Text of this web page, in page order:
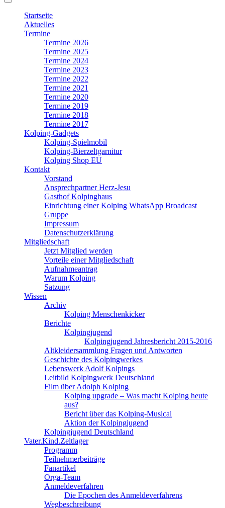
Suchfeld
ein-/ausblenden
Startseite
Aktuelles
Termine
Termine 2026
Termine 2025
Termine 2024
Termine 2023
Termine 2022
Termine 2021
Termine 2020
Termine 2019
Termine 2018
Termine 2017
Kolping-Gadgets
Kolping-Spielmobil
Kolping-Bierzeltgarnitur
Kolping Shop EU
Kontakt
Vorstand
Ansprechpartner Herz-Jesu
Gasthof Kolpinghaus
Einrichtung einer Kolping WhatsApp Broadcast
Gruppe
Impressum
Datenschutzerklärung
Mitgliedschaft
Jetzt Mitglied werden
Vorteile einer Mitgliedschaft
Aufnahmeantrag
Warum Kolping
Satzung
Wissen
Archiv
Kolping Menschenkicker
Berichte
Kolpingjugend
Kolpingjugend Jahresbericht 2015-2016
Altkleidersammlung Fragen und Antworten
Geschichte des Kolpingwerkes
Lebenswerk Adolf Kolpings
Leitbild Kolpingwerk Deutschland
Film über Adolph Kolping
Kolping upgrade – Was macht Kolping heute
aus?
Bericht über das Kolping-Musical
Aktion der Kolpingjugend
Kolpingjugend Deutschland
Vater.Kind.Zeltlager
Programm
Teilnehmerbeiträge
Fanartikel
Orga-Team
Anmeldeverfahren
Die Epochen des Anmeldeverfahrens
Wegbeschreibung